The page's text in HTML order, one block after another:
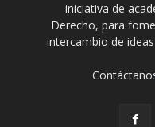
iniciativa de
Derecho, para
intercambio de